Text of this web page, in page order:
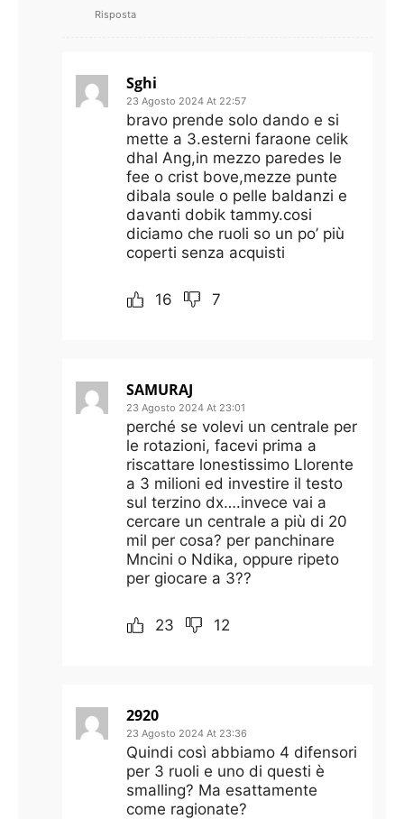
Risposta
Sghi
23 Agosto 2024 At 22:57
bravo prende solo dando e si
mette a 3.esterni faraone celik
dhal Ang,in mezzo paredes le
fee o crist bove,mezze punte
dibala soule o pelle baldanzi e
davanti dobik tammy.cosi
diciamo che ruoli so un po’ più
coperti senza acquisti
16 7
SAMURAJ
23 Agosto 2024 At 23:01
perché se volevi un centrale per
le rotazioni, facevi prima a
riscattare lonestissimo Llorente
a 3 milioni ed investire il testo
sul terzino dx….invece vai a
cercare un centrale a più di 20
mil per cosa? per panchinare
Mncini o Ndika, oppure ripeto
per giocare a 3??
23 12
2920
23 Agosto 2024 At 23:36
Quindi così abbiamo 4 difensori
per 3 ruoli e uno di questi è
smalling? Ma esattamente
come ragionate?